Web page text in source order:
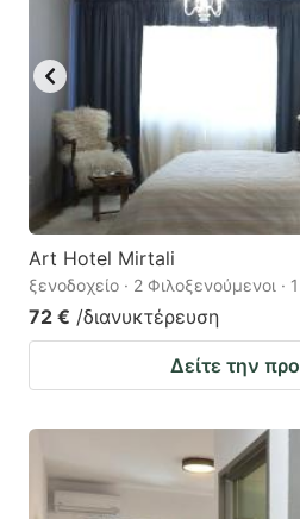
Art Hotel Mirtali
ξενοδοχείο · 2 Φιλοξενούμενοι ·
72 € /διανυκτέρευση
Δείτε την